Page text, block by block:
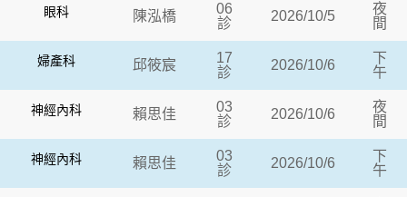
眼科 陳泓橋
06
診
2026/10/5
夜
間
婦產科 邱筱宸
17
診
2026/10/6
下
午
神經內科 賴思佳
03
診
2026/10/6
夜
間
神經內科 賴思佳
03
診
2026/10/6
下
午